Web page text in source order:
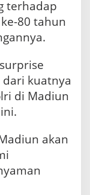
terhadap
80 tahun
kuatnya
di Madiun
akan